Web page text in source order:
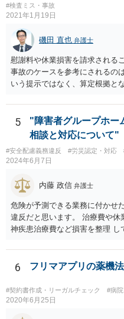
#検査ミス・事故
2021年1月19日
磯田 直也 弁護士
慰謝料や休業損害を請求される
事故のケースを参考にされるの
いう提示ではなく、算定根拠と
面、針刺し事故については医療
ースが多く、早期解決のため
得ないかとも思います。 病院
などには、弁護士へのご依頼も
への依頼が必要になる際に備え
らうために、一度法律事務所に
せん。
5
"障害者グループホー
相談と対応について"
#安全配慮義務違反 #労災認定・対応
2024年6月7日
内藤 政信 弁護士
危険が予測できる業務に付かせ
違反だと思います。 治療費や
神疾患治療費など損害を整理
6 フリマアプリの薬機
#契約書作成・リーガルチェック #病
2020年6月25日